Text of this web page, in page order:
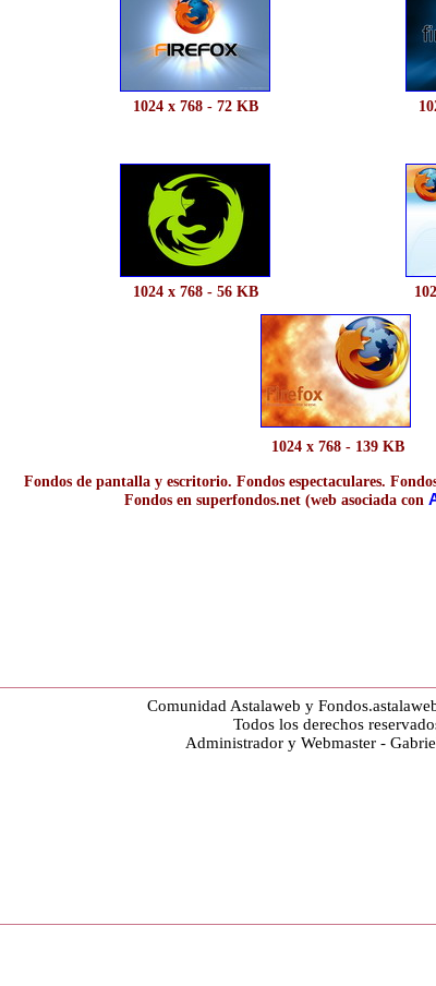
1024 x 768 - 72 KB
1024 x 768 - 56 KB
1024 x 768 - 139 KB
Fondos de pantalla y escritorio. Fondos espectaculares.
Fondos en superfondos.net (web asociada con
Comunidad Astalaweb y
Todos los derechos
Administrador y Webmaster -